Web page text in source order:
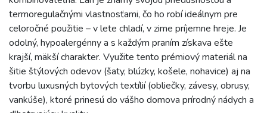
termoregulačnými vlastnosťami, čo ho robí ideálnym pre
celoročné použitie – v lete chladí, v zime príjemne hreje. Je
odolný, hypoalergénny a s každým praním získava ešte
krajší, mäkší charakter. Využite tento prémiový materiál na
šitie štýlových odevov (šaty, blúzky, košele, nohavice) aj na
tvorbu luxusných bytových textílií (obliečky, závesy, obrusy,
vankúše), ktoré prinesú do vášho domova prírodný nádych a